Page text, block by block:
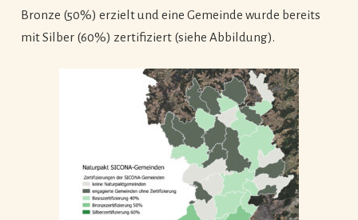
Bronze (50%) erzielt und eine Gemeinde wurde bereits
mit Silber (60%) zertifiziert (siehe Abbildung).